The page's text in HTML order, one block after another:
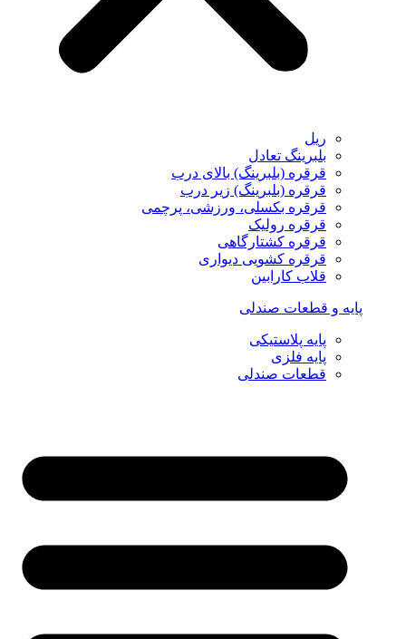
ریل
بلبرینگ تعادل
قرقره (بلبرینگ) بالای درب
قرقره (بلبرینگ) زیر درب
قرقره بکسلی، ورزشی، پرچمی
قرقره رولیک
قرقره کشتارگاهی
قرقره کشویی دیواری
قلاب کارابین
پایه و قطعات صندلی
پایه پلاستیکی
پایه فلزی
قطعات صندلی